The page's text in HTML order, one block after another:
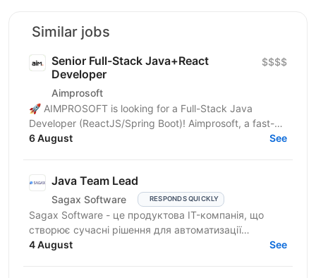
Similar jobs
Senior Full-Stack Java+React
Developer
Aimprosoft
$$$$
🚀 AIMPROSOFT is looking for a Full-Stack Java
Developer (ReactJS/Spring Boot)! Aimprosoft, a fast-
growing IT company, is looking for a Full-Stack Java...
6 August See
Java Team Lead
Sagax Software RESPONDS QUICKLY
Sagax Software - це продуктова IT-компанія, що
створює сучасні рішення для автоматизації
страхового бізнесу. Ми розробляємо комплексну
4 August See